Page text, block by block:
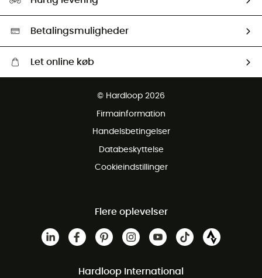
HardGreen Udvalg
Betalingsmuligheder
Let online køb
© Hardloop 2026
Firmainformation
Handelsbetingelser
Databeskyttelse
Cookieindstillinger
Flere oplevelser
Hardloop International